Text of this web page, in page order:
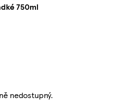
750ml
nedostupný.